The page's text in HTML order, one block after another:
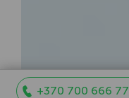
+370 700 666 77